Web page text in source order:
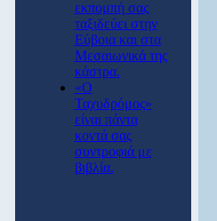
εκπομπή σας
ταξιδεύει στην
Εύβοια και στα
Μεσαιωνικά της
κάστρα.
«Ο
Ταχυδρόμος»
είναι πάντα
κοντά σας
συντροφιά με
βιβλία.